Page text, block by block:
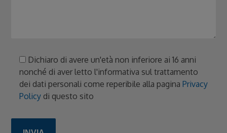
Dichiaro di avere un'età non inferiore ai 16 anni
nonché di aver letto l'informativa sul trattamento
dei dati personali come reperibile alla paginaPrivacy
Policy di questo sito